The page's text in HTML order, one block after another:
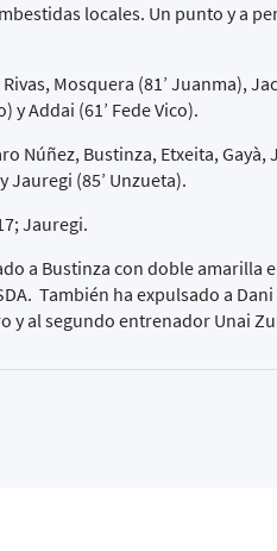
locales. Un punto y a
Mosquera (81’ Juanma),
y Addai (61’ Fede Vico).
Núñez, Bustinza, Etxeita,
Jauregi (85’ Unzueta).
Jauregi.
a Bustinza con doble amarilla
También ha expulsado a
y al segundo entrenador Unai